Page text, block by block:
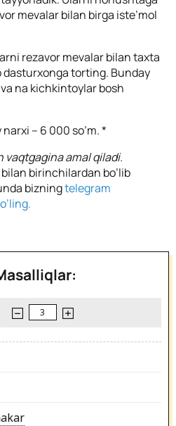
mevalar bilan birga iste’mol
rezavor mevalar bilan taxta
torting. Bunday
na kichkintoylar bosh
– 6 000 so’m. *
amal qiladi.
birinchilardan bo’lib
bizningtelegram